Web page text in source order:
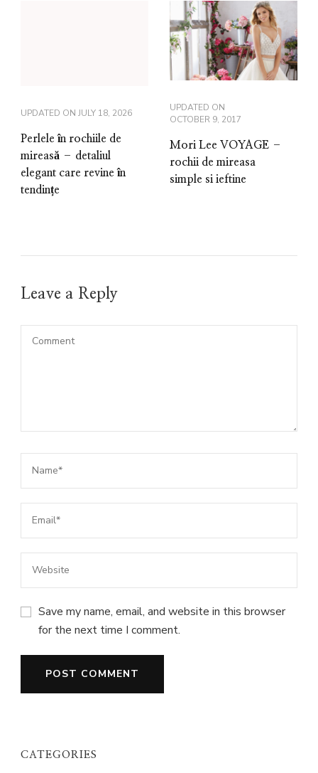
UPDATED ON JULY 18, 2026
Perlele în rochiile de
mireasă – detaliul
elegant care revine în
tendințe
UPDATED ON
OCTOBER 9, 2017
Mori Lee VOYAGE –
rochii de mireasa
simple si ieftine
Leave a Reply
Save my name, email, and website in this browser
for the next time I comment.
CATEGORIES